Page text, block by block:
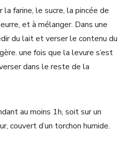
la farine, le sucre, la pincée de
et à mélanger. Dans une
du lait et verser le contenu du
une fois que la levure s’est
dans le reste de la
au moins 1h, soit sur un
couvert d’un torchon humide.